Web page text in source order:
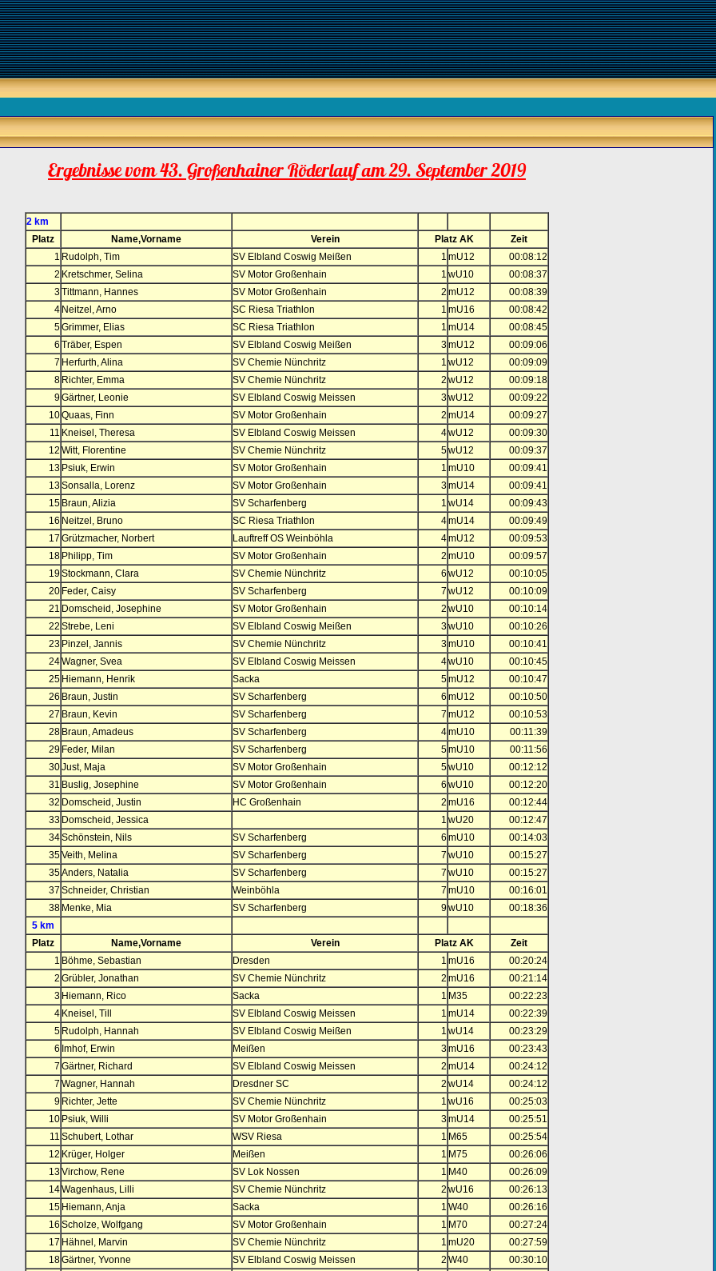
Ergebnisse vom 43. Großenhainer Röderlauf am 29. September 2019
2 km
Platz
Name,Vorname Verein Platz AK
Zeit
1 Rudolph, Tim SV Elbland Coswig Meißen 1 mU12
00:08:12
2 Kretschmer, Selina SV Motor Großenhain 1 wU10
00:08:37
3Tittmann, Hannes SV Motor Großenhain 2 mU12
00:08:39
4 Neitzel, Arno SC Riesa Triathlon 1 mU16
00:08:42
5Grimmer, Elias SC Riesa Triathlon 1 mU14
00:08:45
6 Träber, Espen SV Elbland Coswig Meißen 3mU12
00:09:06
7 Herfurth, Alina SV Chemie Nünchritz 1 wU12
00:09:09
8 Richter, Emma SV Chemie Nünchritz 2 wU12
00:09:18
9Gärtner, Leonie SV Elbland Coswig Meissen 3wU12
00:09:22
10Quaas, Finn SV Motor Großenhain 2 mU14
00:09:27
11 Kneisel, Theresa SV Elbland Coswig Meissen 4wU12
00:09:30
12 Witt, Florentine SV Chemie Nünchritz 5wU12
00:09:37
13 Psiuk, Erwin SV Motor Großenhain 1 mU10
00:09:41
13Sonsalla, Lorenz SV Motor Großenhain 3mU14
00:09:41
15 Braun, Alizia SV Scharfenberg 1 wU14
00:09:43
16 Neitzel, Bruno SC Riesa Triathlon 4mU14
00:09:49
17 Grützmacher, Norbert Lauftreff OS Weinböhla 4mU12
00:09:53
18 Philipp, Tim SV Motor Großenhain 2 mU10
00:09:57
19Stockmann, Clara SV Chemie Nünchritz 6 wU12
00:10:05
20 Feder, Caisy SV Scharfenberg 7 wU12
00:10:09
21 Domscheid, Josephine SV Motor Großenhain 2 wU10
00:10:14
22 Strebe, Leni SV Elbland Coswig Meißen 3wU10
00:10:26
23 Pinzel, Jannis SV Chemie Nünchritz 3mU10
00:10:41
24Wagner, Svea SV Elbland Coswig Meissen 4wU10
00:10:45
25 Hiemann, Henrik Sacka 5mU12
00:10:47
26 Braun, Justin SV Scharfenberg 6 mU12
00:10:50
27 Braun, Kevin SV Scharfenberg 7 mU12
00:10:53
28 Braun, Amadeus SV Scharfenberg 4mU10
00:11:39
29 Feder, Milan SV Scharfenberg 5mU10
00:11:56
30Just, Maja SV Motor Großenhain 5wU10
00:12:12
31 Buslig, Josephine SV Motor Großenhain 6 wU10
00:12:20
32 Domscheid, Justin HC Großenhain 2 mU16
00:12:44
33 Domscheid, Jessica 1 wU20
00:12:47
34Schönstein, Nils SV Scharfenberg 6 mU10
00:14:03
35Veith, Melina SV Scharfenberg 7 wU10
00:15:27
35Anders, Natalia SV Scharfenberg 7 wU10
00:15:27
37 Schneider, Christian Weinböhla 7 mU10
00:16:01
38 Menke, Mia SV Scharfenberg 9wU10
00:18:36
5 km
Platz
Name,Vorname Verein Platz AK
Zeit
1 Böhme, Sebastian Dresden 1 mU16
00:20:24
2 Grübler, Jonathan SV Chemie Nünchritz 2 mU16
00:21:14
3 Hiemann, Rico Sacka 1 M35
00:22:23
4 Kneisel, Till SV Elbland Coswig Meissen 1 mU14
00:22:39
5 Rudolph, Hannah SV Elbland Coswig Meißen 1 wU14
00:23:29
6 Imhof, Erwin Meißen 3mU16
00:23:43
7 Gärtner, Richard SV Elbland Coswig Meissen 2 mU14
00:24:12
7 Wagner, Hannah Dresdner SC 2 wU14
00:24:12
9 Richter, Jette SV Chemie Nünchritz 1 wU16
00:25:03
10 Psiuk, Willi SV Motor Großenhain 3mU14
00:25:51
11 Schubert, Lothar WSV Riesa 1 M65
00:25:54
12 Krüger, Holger Meißen 1 M75
00:26:06
13Virchow, Rene SV Lok Nossen 1 M40
00:26:09
14Wagenhaus, Lilli SV Chemie Nünchritz 2 wU16
00:26:13
15 Hiemann, Anja Sacka 1 W40
00:26:16
16 Scholze, Wolfgang SV Motor Großenhain 1 M70
00:27:24
17 Hähnel, Marvin SV Chemie Nünchritz 1 mU20
00:27:59
18Gärtner, Yvonne SV Elbland Coswig Meissen 2 W40
00:30:10